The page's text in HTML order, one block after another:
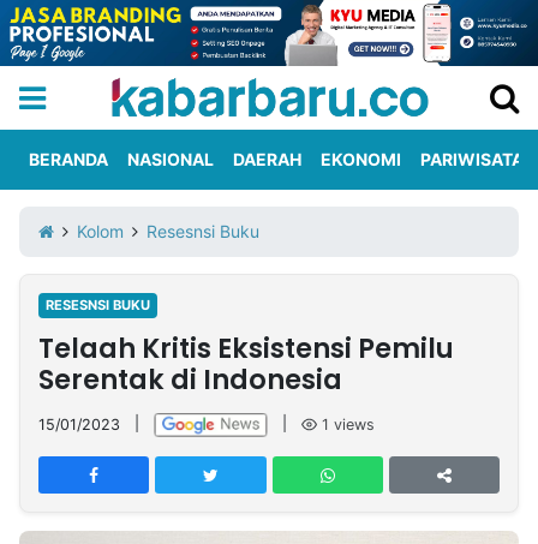
Iklan
Berita
Kami
Nasional
International
Olahraga
Entertainment
Daerah
Pariwisata
Kuliner
Kolom
Network
PT
TREETAN
MULTIMEDIA
BERANDA NASIONAL DAERAH EKONOMI PARIWISATA
Kolom Resesnsi Buku
RESESNSI BUKU
Telaah Kritis Eksistensi Pemilu
Serentak di Indonesia
15/01/2023 1 views